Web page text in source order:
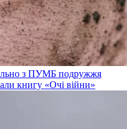
з ПУМБ подружжя
книгу «Очі війни»